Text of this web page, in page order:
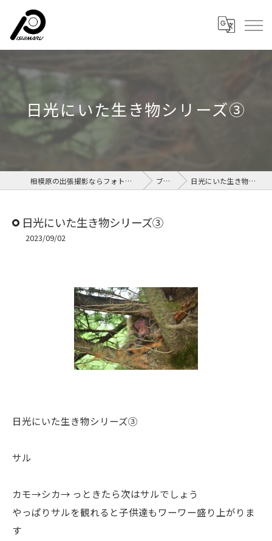
日光にいた生き物シリーズ③
相模原の出張撮影ならフォトルームイシマル ブログ 日光にいた生き物シリーズ③
日光にいた生き物シリーズ③
2023/09/02
日光にいた生き物シリーズ③
サル
カモ→シカ→ っときたら次はサルでしょう
やっぱりサルを観れると子供達もワーワー盛り上がりま
す